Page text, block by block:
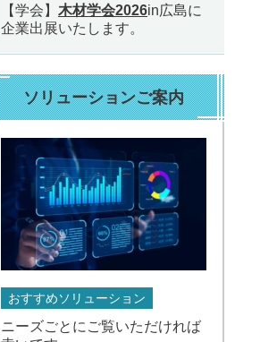
【学会】 木材学会2026in広島に
企業出展いたします。
ソリューションご案内
おすすめソリューション
ニーズごとにご覧いただければ